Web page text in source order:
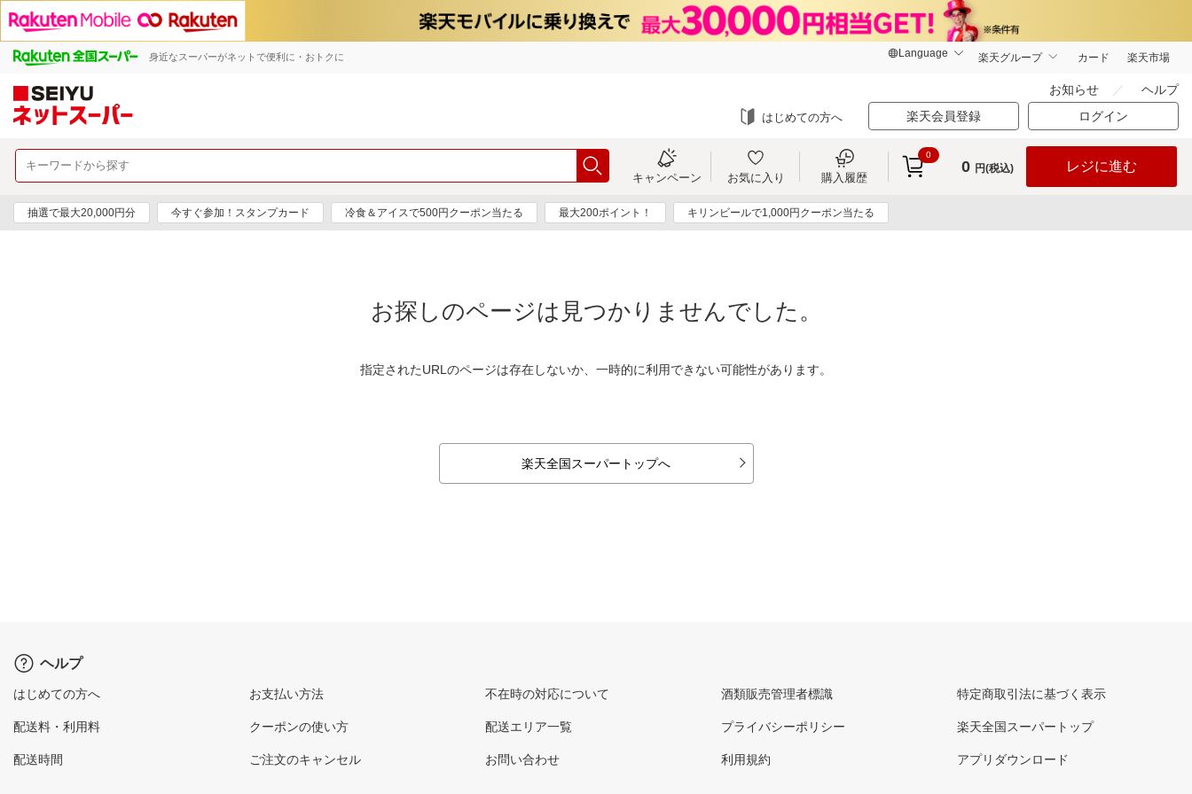
身近なスーパーがネットで便利に・おトクに 楽天グループ カード 楽天市場
お知らせ ヘルプ
はじめての方へ 楽天会員登録 ログイン
キャンペーン お気に入り 購入履歴
0
0 円(税込) レジに進む
抽選で最大20,000円分 今すぐ参加！スタンプカード 冷食＆アイスで500円クーポン当たる 最大200ポイント！ キリンビールで1,000円クーポン当たる
お探しのページは見つかりませんでした。
指定されたURLのページは存在しないか、一時的に利用できない可能性があります。
楽天全国スーパートップへ
ヘルプ
はじめての方へ
配送料・利用料
配送時間
お支払い方法
クーポンの使い方
ご注文のキャンセル
不在時の対応について
配送エリア一覧
お問い合わせ
酒類販売管理者標識
プライバシーポリシー
利用規約
特定商取引法に基づく表示
楽天全国スーパートップ
アプリダウンロード